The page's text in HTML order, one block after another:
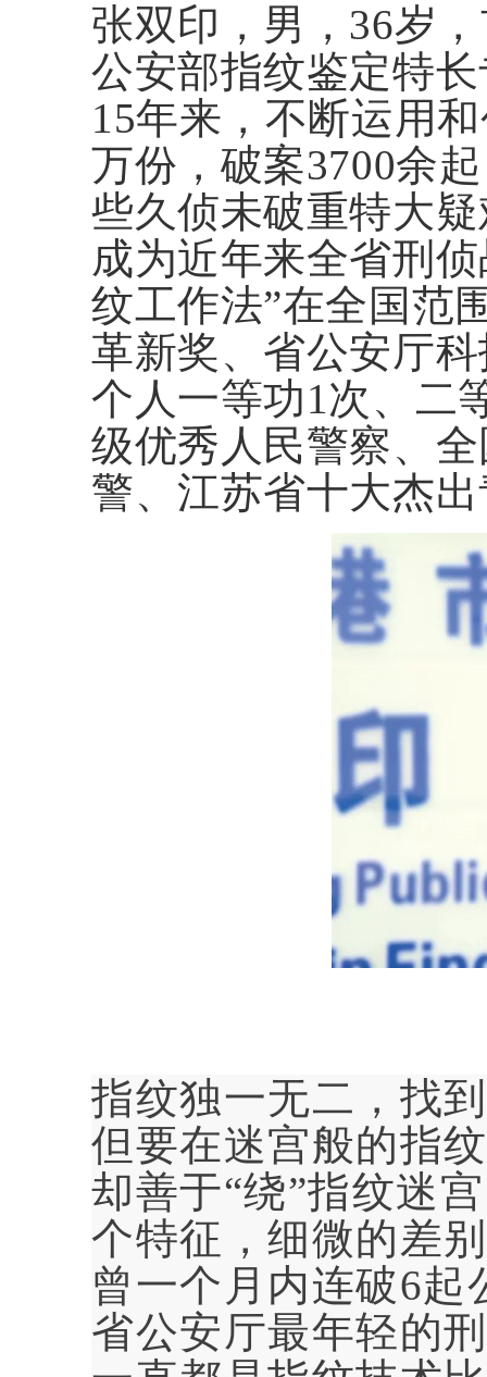
张双印，男，36岁
公安部指纹鉴定特
15年来，不断运用
万份，破案3700余
些久侦未破重特大
成为近年来全省刑
纹工作法”在全国范
革新奖、省公安厅
个人一等功1次、二
级优秀人民警察、
警、江苏省十大杰
指纹独一无二，找
但要在迷宫般的指
却善于“绕”指纹迷
个特征，细微的差
曾一个月内连破6起
省公安厅最年轻的